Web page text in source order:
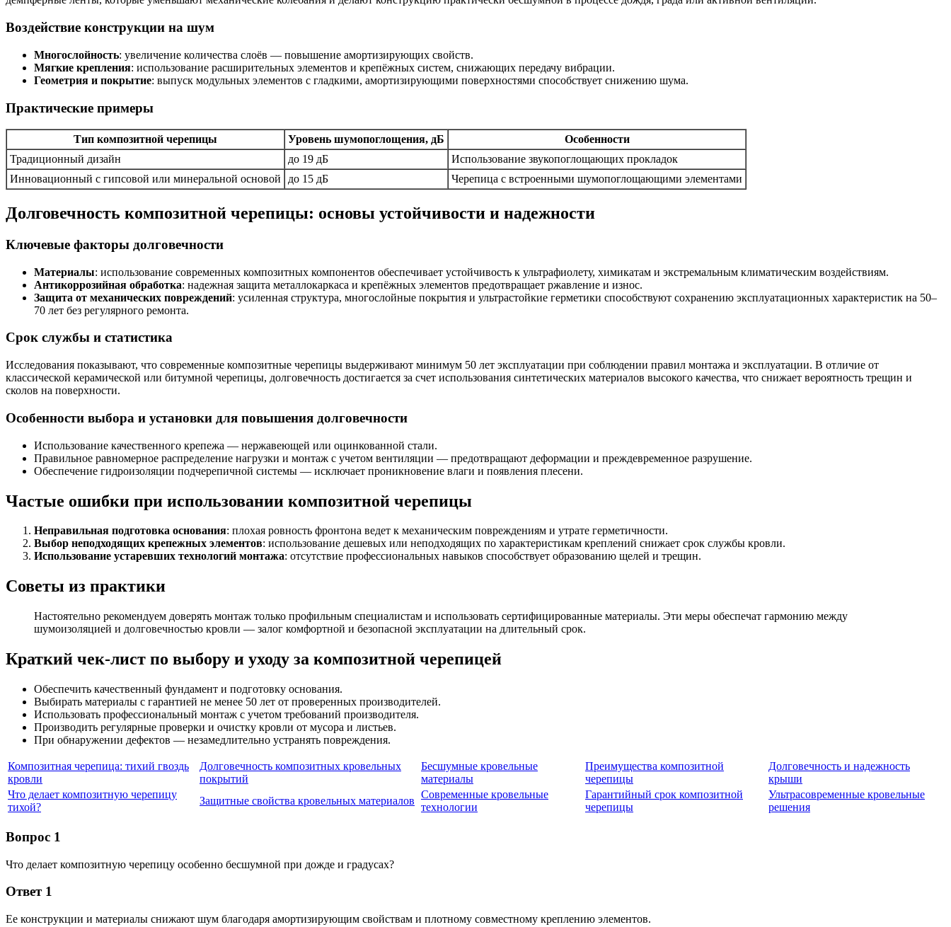
Воздействие конструкции на шум
Многослойность: увеличение количества слоёв — повышение амортизирующих свойств.
Мягкие крепления: использование расширительных элементов и крепёжных систем, снижающих передачу вибрации.
Геометрия и покрытие: выпуск модульных элементов с гладкими, амортизирующими поверхностями способствует снижению шума.
Практические примеры
Тип композитной черепицы Уровень шумопоглощения, дБ
Особенности
Традиционный дизайн
до 19 дБ
Использование звукопоглощающих прокладок
Инновационный с гипсовой или минеральной основой
до 15 дБ Черепица с встроенными шумопоглощающими элементами
Долговечность композитной черепицы: основы устойчивости и надежности
Ключевые факторы долговечности
Материалы: использование современных композитных компонентов обеспечивает устойчивость к ультрафиолету, химикатам и экстремальным климатическим воздействиям.
Антикоррозийная обработка: надежная защита металлокаркаса и крепёжных элементов предотвращает ржавление и износ.
Защита от механических повреждений: усиленная структура, многослойные покрытия и ультрастойкие герметики способствуют сохранению эксплуатационных характеристик на 50–
70 лет без регулярного ремонта.
Срок службы и статистика
Исследования показывают, что современные композитные черепицы выдерживают минимум 50 лет эксплуатации при соблюдении правил монтажа и эксплуатации. В отличие от
классической керамической или битумной черепицы, долговечность достигается за счет использования синтетических материалов высокого качества, что снижает вероятность трещин и
сколов на поверхности.
Особенности выбора и установки для повышения долговечности
Использование качественного крепежа — нержавеющей или оцинкованной стали.
Правильное равномерное распределение нагрузки и монтаж с учетом вентиляции — предотвращают деформации и преждевременное разрушение.
Обеспечение гидроизоляции подчерепичной системы — исключает проникновение влаги и появления плесени.
Частые ошибки при использовании композитной черепицы
Неправильная подготовка основания: плохая ровность фронтона ведет к механическим повреждениям и утрате герметичности.
Выбор неподходящих крепежных элементов: использование дешевых или неподходящих по характеристикам креплений снижает срок службы кровли.
Использование устаревших технологий монтажа: отсутствие профессиональных навыков способствует образованию щелей и трещин.
Советы из практики
Настоятельно рекомендуем доверять монтаж только профильным специалистам и использовать сертифицированные материалы. Эти меры обеспечат гармонию между
шумоизоляцией и долговечностью кровли — залог комфортной и безопасной эксплуатации на длительный срок.
Краткий чек-лист по выбору и уходу за композитной черепицей
Обеспечить качественный фундамент и подготовку основания.
Выбирать материалы с гарантией не менее 50 лет от проверенных производителей.
Использовать профессиональный монтаж с учетом требований производителя.
Производить регулярные проверки и очистку кровли от мусора и листьев.
При обнаружении дефектов — незамедлительно устранять повреждения.
Композитная черепица: тихий гвоздь
кровли
Долговечность композитных кровельных
покрытий
Бесшумные кровельные
материалы
Преимущества композитной
черепицы
Долговечность и надежность
крыши
Что делает композитную черепицу
тихой?
Защитные свойства кровельных материалов
Современные кровельные
технологии
Гарантийный срок композитной
черепицы
Ультрасовременные кровельные
решения
Вопрос 1
Что делает композитную черепицу особенно бесшумной при дожде и градусах?
Ответ 1
Ее конструкции и материалы снижают шум благодаря амортизирующим свойствам и плотному совместному креплению элементов.